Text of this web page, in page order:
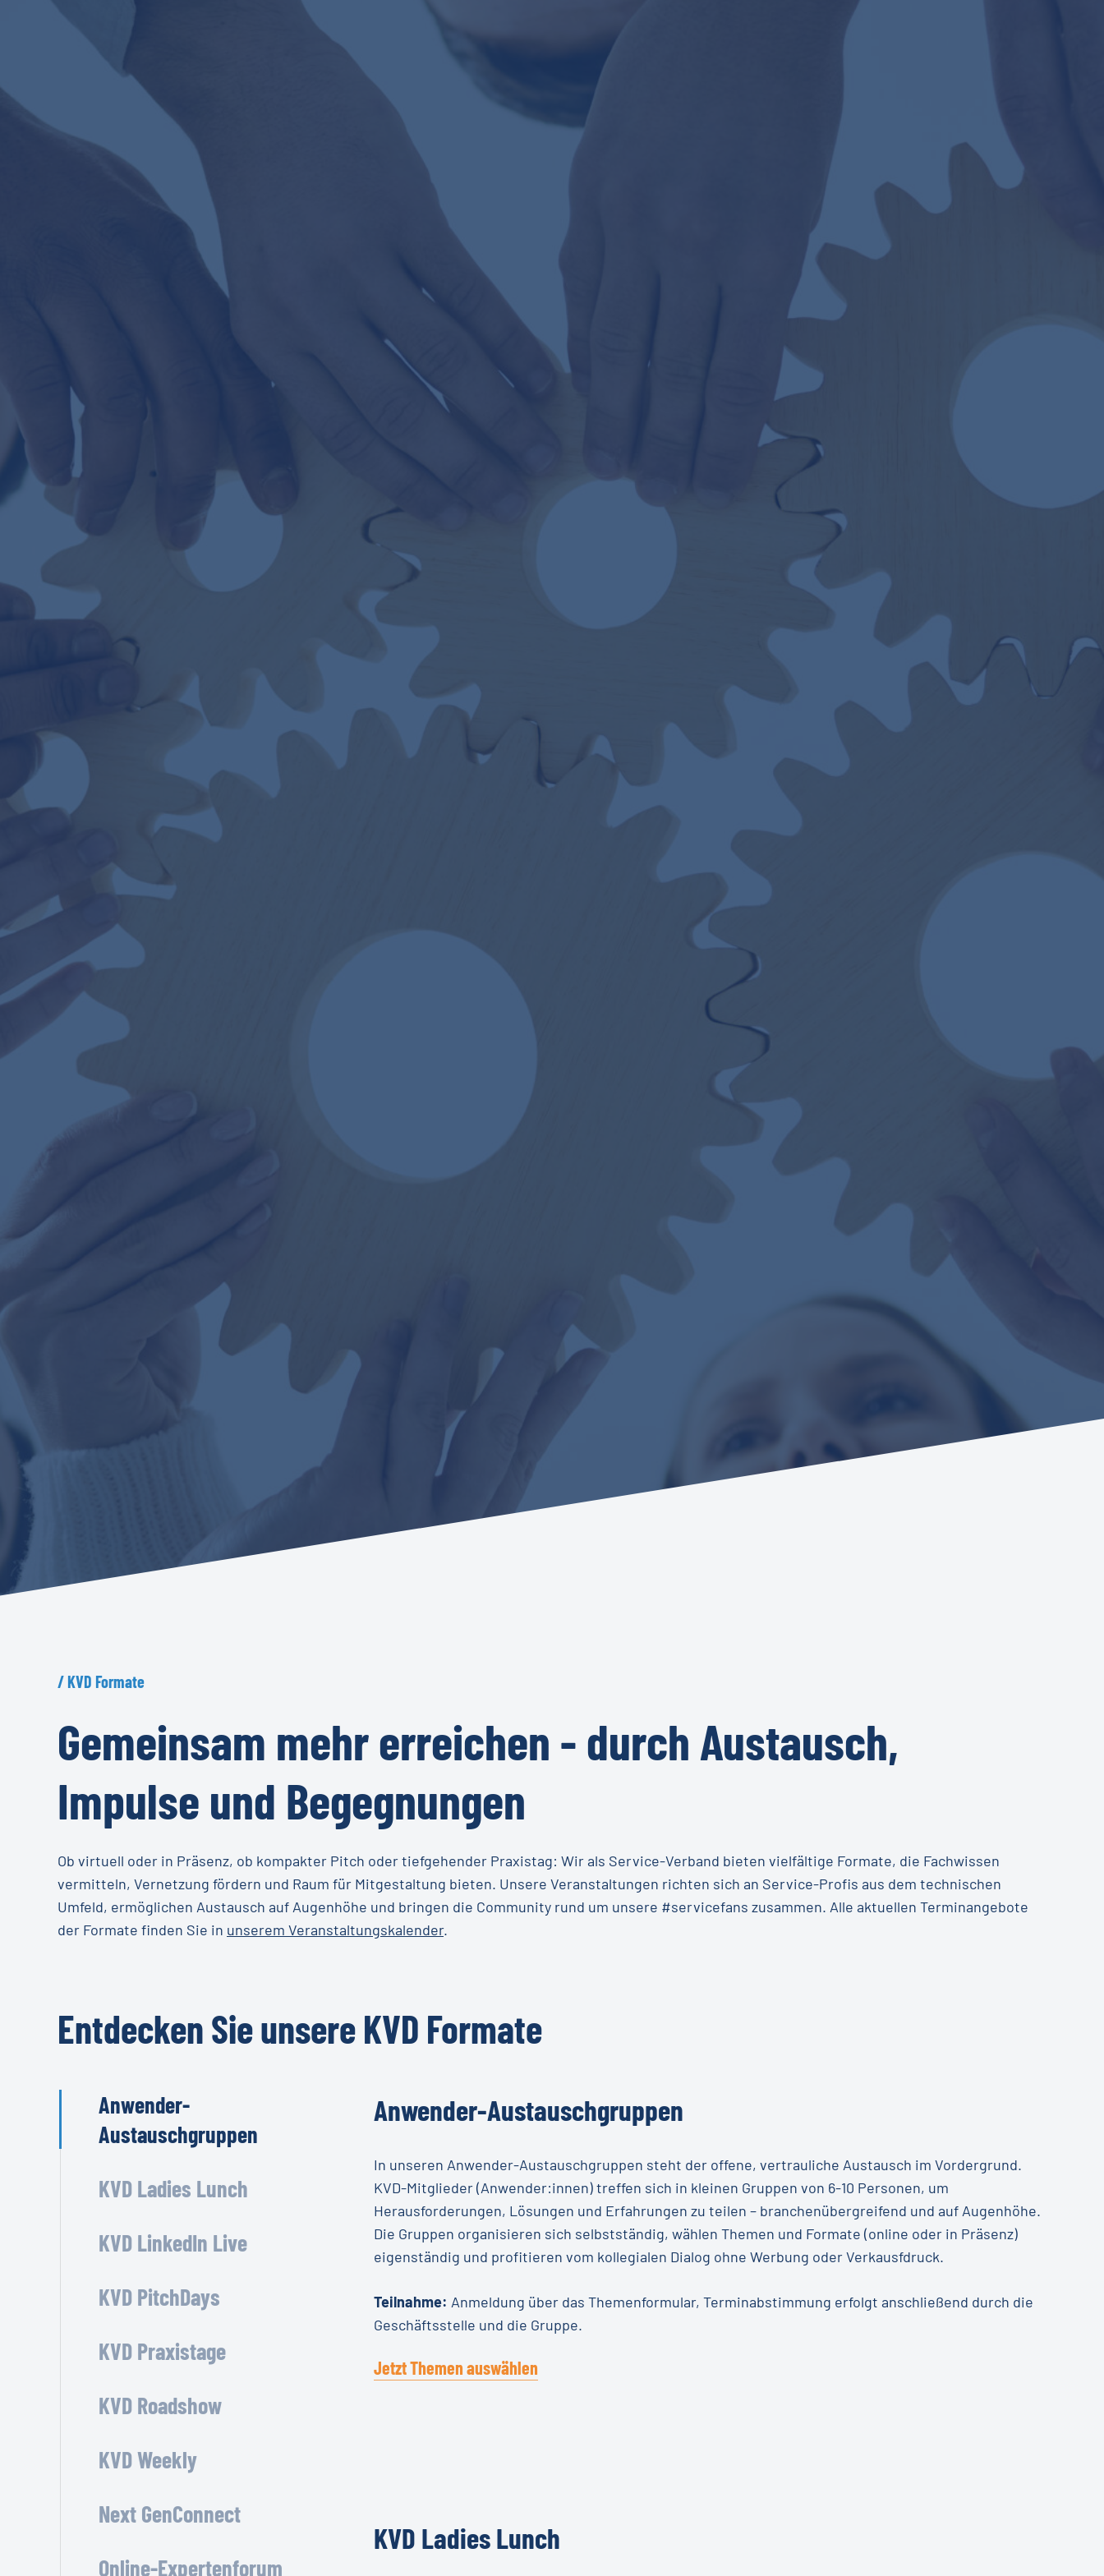
/KVD Formate
Gemeinsam mehrerreichen -durch Austausch,
Impulse und Begegnungen
Ob virtuell oder in Präsenz, ob kompakter Pitch oder tiefgehender Praxistag: Wir als Service-Verband bieten vielfältige Formate, die Fachwissen
vermitteln, Vernetzung fördern und Raum für Mitgestaltung bieten. Unsere Veranstaltungen richten sich an Service-Profis aus dem technischen
Umfeld, ermöglichen Austausch auf Augenhöhe und bringen die Community rund um unsere #servicefans zusammen. Alle aktuellen Terminangebote
der Formate finden Sie in unserem Veranstaltungskalender.
EntdeckenSieunsereKVD Formate
Anwender-
Austauschgruppen
KVD Ladies Lunch
KVD LinkedIn Live
KVD PitchDays
KVD Praxistage
KVD Roadshow
KVD Weekly
Next GenConnect
Online-Expertenforum
Anwender-Austauschgruppen
In unseren Anwender-Austauschgruppen steht der offene, vertrauliche Austausch im Vordergrund.
KVD-Mitglieder (Anwender:innen) treffen sich in kleinen Gruppen von 6-10 Personen, um
Herausforderungen, Lösungen und Erfahrungen zu teilen – branchenübergreifend und auf Augenhöhe.
Die Gruppen organisieren sich selbstständig, wählen Themen und Formate (online oder in Präsenz)
eigenständig und profitieren vom kollegialen Dialog ohne Werbung oder Verkausfdruck.
Teilnahme: Anmeldung über das Themenformular, Terminabstimmung erfolgt anschließend durch die
Geschäftsstelle und die Gruppe.
Jetzt Themen auswählen
KVD LadiesLunch